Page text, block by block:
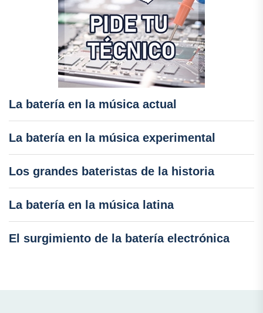
La batería en la música actual
La batería en la música experimental
Los grandes bateristas de la historia
La batería en la música latina
El surgimiento de la batería electrónica